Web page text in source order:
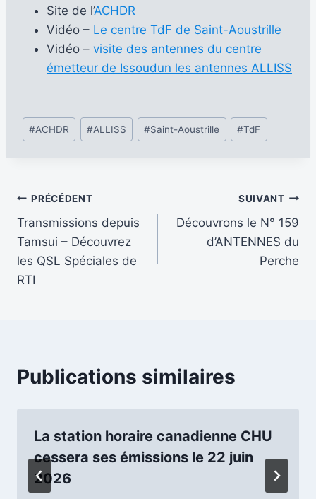
Site de l’ACHDR
Vidéo – Le centre TdF de Saint-Aoustrille
Vidéo – visite des antennes du centre
émetteur de Issoudun les antennes ALLISS
Étiquettes
de
#ACHDR #ALLISS #Saint-Aoustrille #TdF
Navigation
de
l’article
PRÉCÉDENT
Transmissions depuis
Tamsui – Découvrez
les QSL Spéciales de
RTI
SUIVANT
Découvrons le N° 159
d’ANTENNES du
Perche
Publications similaires
La station horaire canadienne CHU
cessera ses émissions le 22 juin
2026